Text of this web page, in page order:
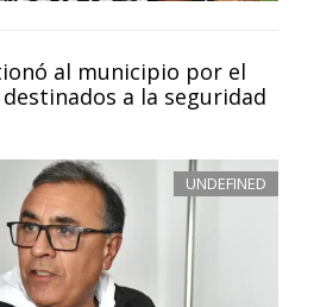
al municipio por el
a la seguridad
UNDEFINED